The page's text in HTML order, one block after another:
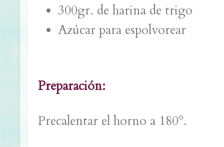
300gr. de harina de trigo
Azúcar para espolvorear
Preparación:
Precalentar el horno a 180º.